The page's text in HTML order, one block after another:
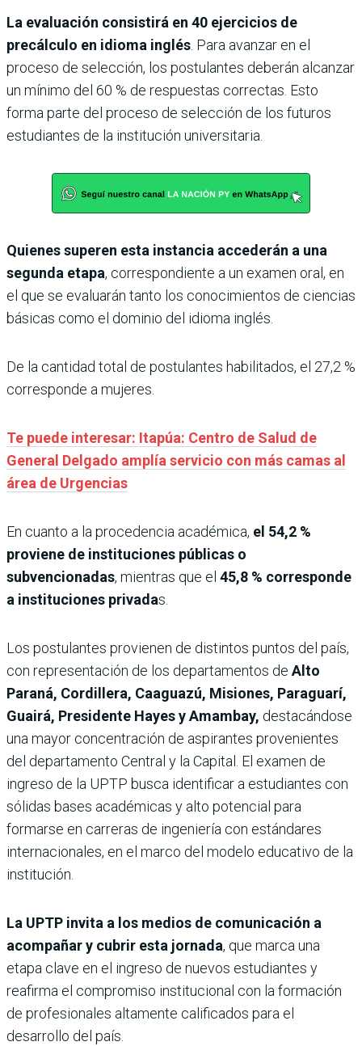
La evaluación consistirá en 40 ejercicios de
precálculo en idioma inglés . Para avanzar en el
proceso de selección, los postulantes deberán alcanzar
un mínimo del 60 % de respuestas correctas. Esto
forma parte del proceso de selección de los futuros
estudiantes de la institución universitaria.
Quienes superen esta instancia accederán a una
segunda etapa, correspondiente a un examen oral, en
el que se evaluarán tanto los conocimientos de ciencias
básicas como el dominio del idioma inglés.
De la cantidad total de postulantes habilitados, el 27,2 %
corresponde a mujeres.
Te puede interesar: Itapúa: Centro de Salud de
General Delgado amplía servicio con más camas al
área de Urgencias
En cuanto a la procedencia académica, el 54,2 %
proviene de instituciones públicas o
subvencionadas, mientras que el 45,8 % corresponde
a instituciones privadas.
Los postulantes provienen de distintos puntos del país,
con representación de los departamentos de Alto
Paraná, Cordillera, Caaguazú, Misiones, Paraguarí,
Guairá, Presidente Hayes y Amambay, destacándose
una mayor concentración de aspirantes provenientes
del departamento Central y la Capital. El examen de
ingreso de la UPTP busca identificar a estudiantes con
sólidas bases académicas y alto potencial para
formarse en carreras de ingeniería con estándares
internacionales, en el marco del modelo educativo de la
institución.
La UPTP invita a los medios de comunicación a
acompañar y cubrir esta jornada, que marca una
etapa clave en el ingreso de nuevos estudiantes y
reafirma el compromiso institucional con la formación
de profesionales altamente calificados para el
desarrollo del país.